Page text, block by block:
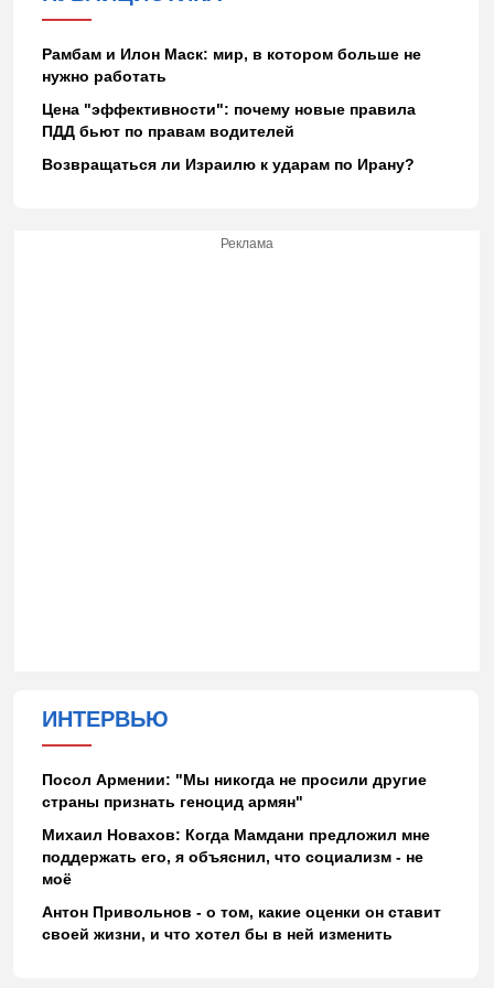
Рамбам и Илон Маск: мир, в котором больше не
нужно работать
Цена "эффективности": почему новые правила
ПДД бьют по правам водителей
Возвращаться ли Израилю к ударам по Ирану?
Реклама
ИНТЕРВЬЮ
Посол Армении: "Мы никогда не просили другие
страны признать геноцид армян"
Михаил Новахов: Когда Мамдани предложил мне
поддержать его, я объяснил, что социализм - не
моё
Антон Привольнов - о том, какие оценки он ставит
своей жизни, и что хотел бы в ней изменить